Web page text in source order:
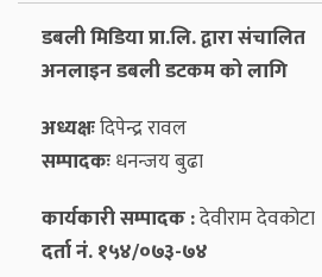
डबली मिडिया प्रा.लि. द्वारा संचालित
अनलाइन डबली डटकम को लागि
अध्यक्षःदिपेन्द्र रावल
सम्पादकःधनन्‍जय बुढा
कार्यकारी सम्पादक :देवीराम देवकोटा
दर्ता नं. १५४/०७३-७४